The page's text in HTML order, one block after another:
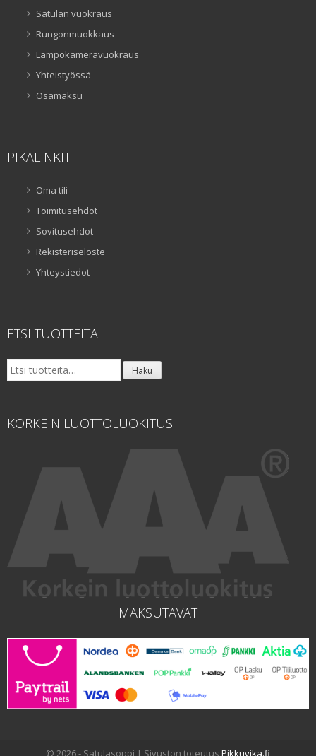
Satulan vuokraus
Rungonmuokkaus
Lämpökameravuokraus
Yhteistyössä
Osamaksu
PIKALINKIT
Oma tili
Toimitusehdot
Sovitusehdot
Rekisteriseloste
Yhteystiedot
ETSI TUOTTEITA
Etsi: Haku
KORKEIN LUOTTOLUOKITUS
MAKSUTAVAT
© 2026 - Satulasoppi | Sivuston toteutus Pikkuvika.fi